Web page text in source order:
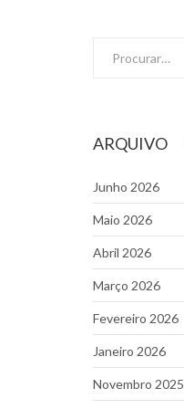
ARQUIVO
Junho 2026
Maio 2026
Abril 2026
Março 2026
Fevereiro 2026
Janeiro 2026
Novembro 2025